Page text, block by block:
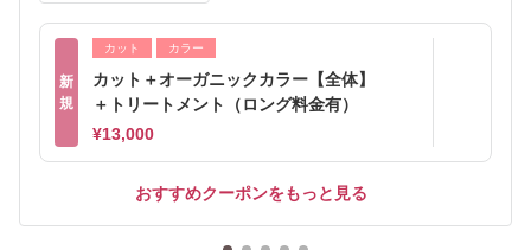
新
規
カット カラー
カット＋オーガニックカラー【全体】
＋トリートメント（ロング料金有）
¥13,000
おすすめクーポンをもっと見る